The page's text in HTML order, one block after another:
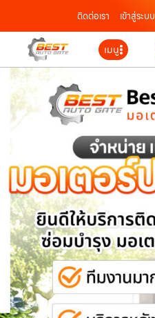
ติดต่อเรา เข้าสู่ระบบ
เมนู